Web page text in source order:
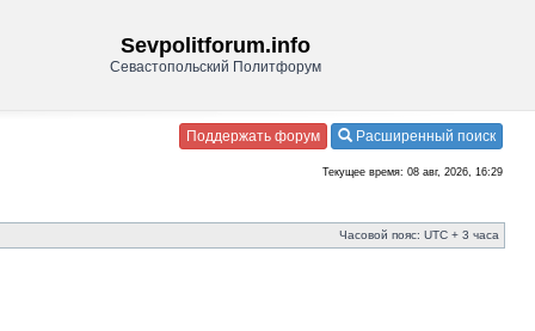
Sevpolitforum.info
Севастопольский Политфорум
Поддержать форум Расширенный поиск
Текущее время: 08 авг, 2026, 16:29
Часовой пояс: UTC + 3 часа